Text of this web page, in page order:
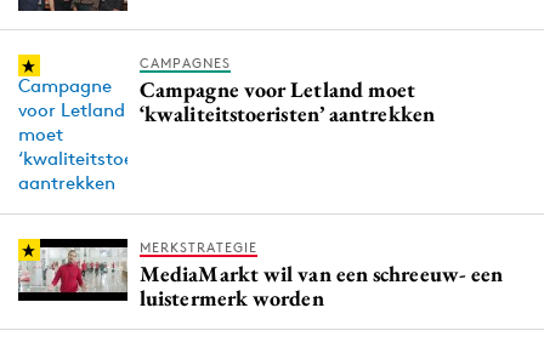
PR
Programmatic
Purpose Marketing
Reputatie & crisis
CAMPAGNES
Campagne voor Letland moet
‘kwaliteitstoeristen’ aantrekken
MERKSTRATEGIE
MediaMarkt wil van een schreeuw- een
luistermerk worden